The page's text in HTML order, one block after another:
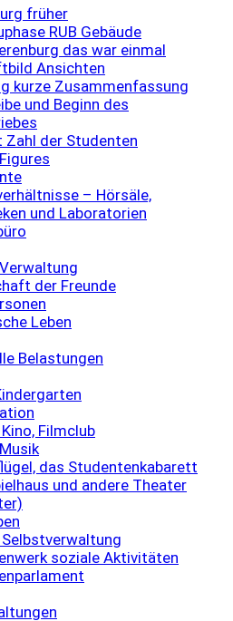
früher
RUB Gebäude
das war einmal
Ansichten
kurze Zusammenfassung
und Beginn des
Zahl der Studenten
– Hörsäle,
und Laboratorien
der Freunde
Leben
Belastungen
Filmclub
das Studentenkabarett
und andere Theater
soziale Aktivitäten